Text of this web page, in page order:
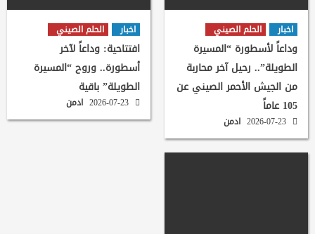
اخبار الحلم الصيني
وداعاً لأسطورة “المسيرة
الطويلة”.. رحيل آخر محاربة
من الجيش الأحمر الصيني عن
105 عاماً
ادمن
اخبار الحلم الصيني
افتتاحية: وداعاً لآخر
أسطورة.. وروح “المسيرة
الطويلة” باقية
ادمن